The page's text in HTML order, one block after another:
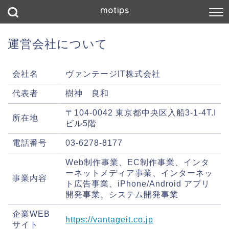
motips
運営会社について
会社名 ヴァンテージIT株式会社
代表者 樹神 良和
所在地
〒104-0042 東京都中央区入船3-1-4T.I
ビル5階
電話番号 03-6278-8177
事業内容
Web制作事業、EC制作事業、インタ
ーネットメディア事業、インターネッ
ト広告事業、iPhone/Android アプリ
開発事業、システム開発事業
企業WEB
サイト
https://vantageit.co.jp